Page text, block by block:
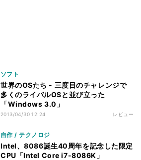
ソフト
世界のOSたち - 三度目のチャレンジで
多くのライバルOSと並び立った
「Windows 3.0」
2013/04/30 12:24 レビュー
自作 / テクノロジ
Intel、8086誕生40周年を記念した限定
CPU「Intel Core i7-8086K」